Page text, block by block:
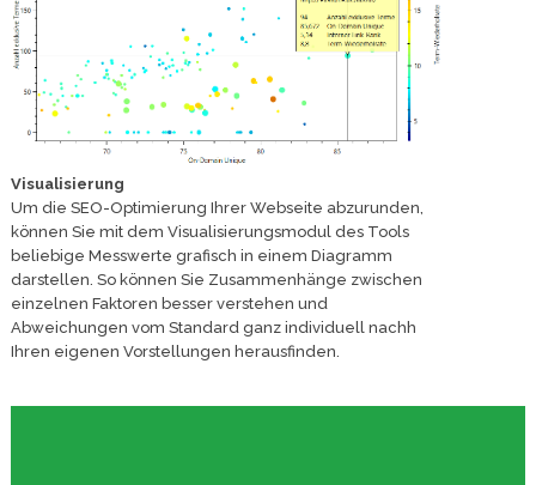
Visualisierung
Um die SEO-Optimierung Ihrer Webseite abzurunden,
können Sie mit dem Visualisierungsmodul des Tools
beliebige Messwerte grafisch in einem Diagramm
darstellen. So können Sie Zusammenhänge zwischen
einzelnen Faktoren besser verstehen und
Abweichungen vom Standard ganz individuell nachh
Ihren eigenen Vorstellungen herausfinden.